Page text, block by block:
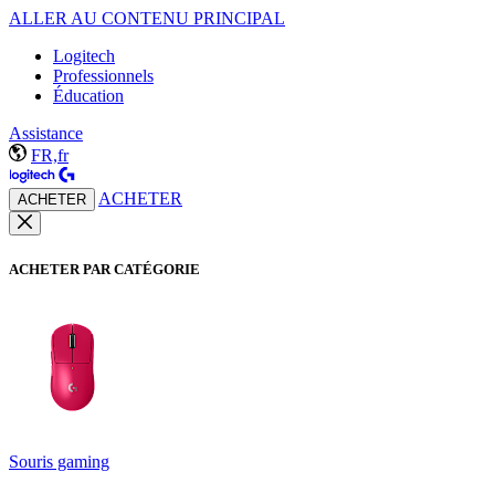
ALLER AU CONTENU PRINCIPAL
Logitech
Professionnels
Éducation
Assistance
FR,fr
ACHETER ACHETER
ACHETER PAR CATÉGORIE
Souris gaming